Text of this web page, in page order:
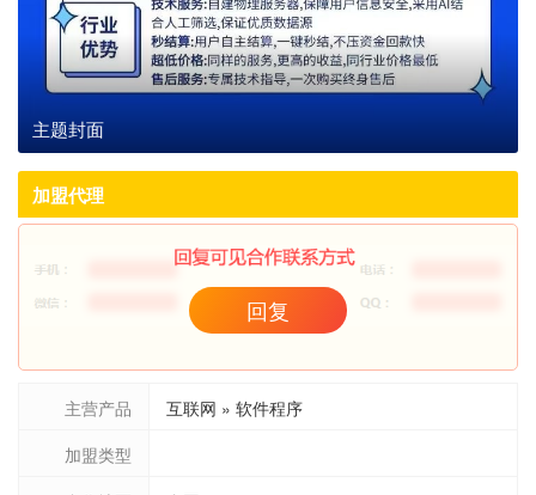
主题封面
加盟代理
回复
主营产品
互联网 » 软件程序
加盟类型